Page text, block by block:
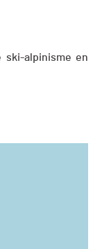
ski-alpinisme en